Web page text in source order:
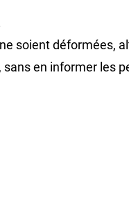
soient déformées,
en informer les